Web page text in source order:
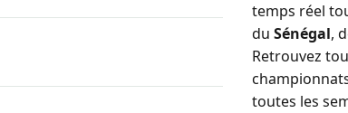
temps réel
du Sénégal,
Retrouvez
toutes les